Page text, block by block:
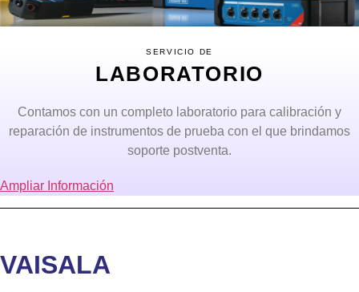
SERVICIO DE
LABORATORIO
Contamos con un completo laboratorio para calibración y
reparación de instrumentos de prueba con el que brindamos
soporte postventa.
Ampliar Información
VAISALA